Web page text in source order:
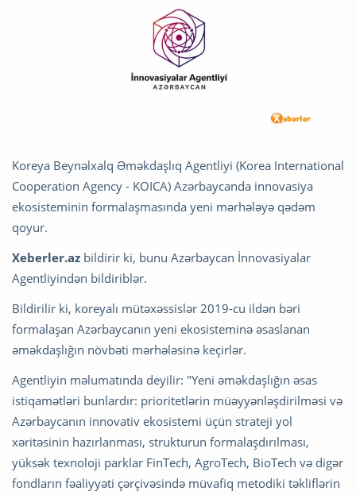
Koreya Beynəlxalq Əməkdaşlıq Agentliyi (Korea International
Cooperation Agency - KOICA) Azərbaycanda innovasiya
ekosisteminin formalaşmasında yeni mərhələyə qədəm
qoyur.
Xeberler.az bildirir ki, bunu Azərbaycan İnnovasiyalar
Agentliyindən bildiriblər.
Bildirilir ki, koreyalı mütəxəssislər 2019-cu ildən bəri
formalaşan Azərbaycanın yeni ekosisteminə əsaslanan
əməkdaşlığın növbəti mərhələsinə keçirlər.
Agentliyin məlumatında deyilir: "Yeni əməkdaşlığın əsas
istiqamətləri bunlardır: prioritetlərin müəyyənləşdirilməsi və
Azərbaycanın innovativ ekosistemi üçün strateji yol
xəritəsinin hazırlanması, strukturun formalaşdırılması,
yüksək texnoloji parklar FinTech, AgroTech, BioTech və digər
fondların fəaliyyəti çərçivəsində müvafiq metodiki təkliflərin